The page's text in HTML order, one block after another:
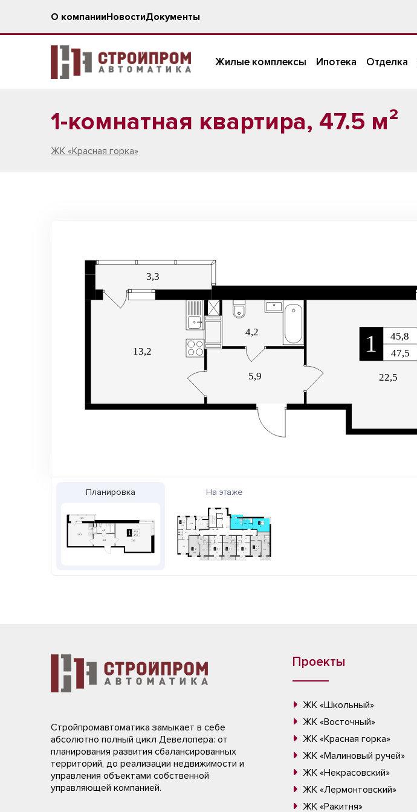
О компанииНовостиДокументы
Жилые комплексы Ипотека Отделка
1-комнатная квартира, 47.5 м²
ЖК «Красная горка»
Планировка На этаже
Стройпромавтоматика замыкает в себе
абсолютно полный цикл Девелопера: от
планирования развития сбалансированных
территорий, до реализации недвижимости и
управления объектами собственной
управляющей компанией.
Проекты
ЖК «Школьный»
ЖК «Восточный»
ЖК «Красная горка»
ЖК «Малиновый ручей»
ЖК «Некрасовский»
ЖК «Лермонтовский»
ЖК «Ракитня»